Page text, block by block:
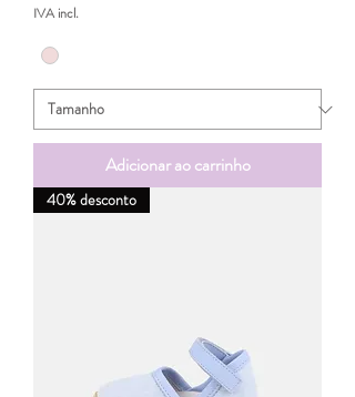
IVA incl.
Adicionar ao carrinho
40% desconto